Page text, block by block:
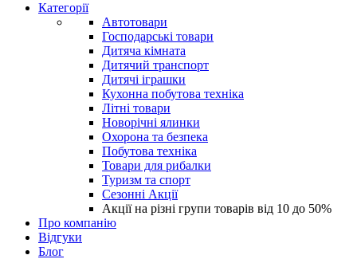
Категорії
Автотовари
Господарські товари
Дитяча кімната
Дитячий транспорт
Дитячі іграшки
Кухонна побутова техніка
Літні товари
Новорічні ялинки
Охорона та безпека
Побутова техніка
Товари для рибалки
Туризм та спорт
Сезонні Акції
Акції на різні групи товарів від 10 до 50%
Про компанію
Відгуки
Блог